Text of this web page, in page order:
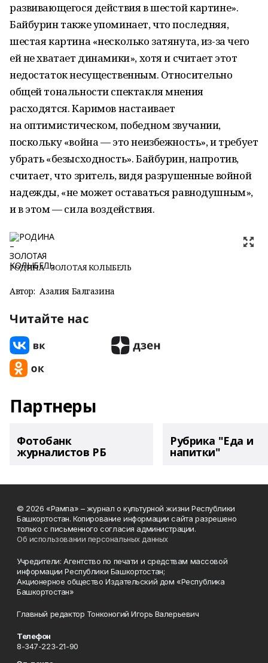
развивающегося действия в шестой картине».
Байбурин также упоминает, что последняя,
шестая картина «несколько затянута, из-за чего
ей не хватает динамики», хотя и считает этот
недостаток несущественным. Относительно
общей тональности спектакля мнения
расходятся. Каримов настаивает
на оптимистическом, победном звучании,
поскольку «война — это неизбежность», и требует
убрать «безысходность». Байбурин, напротив,
считает, что зритель, видя разрушенные войной
надежды, «не может оставаться равнодушным»,
и в этом — сила воздействия.
РОДИНА – ЗОЛОТАЯ КОЛЫБЕЛЬ
Автор: Азалия Балгазина
Читайте нас
Партнеры
Фотобанк
журналистов РБ
Рубрика "Еда и
напитки"
© 2026 «Рампа» – журнал о культурной жизни Республики
Башкортостан. Копирование информации сайта разрешено
только с письменного согласия администрации.
Об использовании персональных данных
Учредители: Агентство по печати и средствам массовой
информации Республики Башкортостан;
Акционерное общество Издательский дом «Республика
Башкортостан»
Главный редактор Тонконогий Игорь Валерьевич
Телефон
8-347-223-21-90